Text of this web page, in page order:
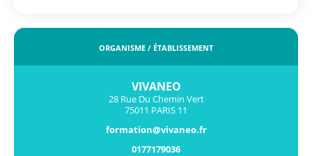
ORGANISME / ÉTABLISSEMENT
VIVANEO
28 Rue Du Chemin Vert
75011 PARIS 11
formation@vivaneo.fr
0177179036